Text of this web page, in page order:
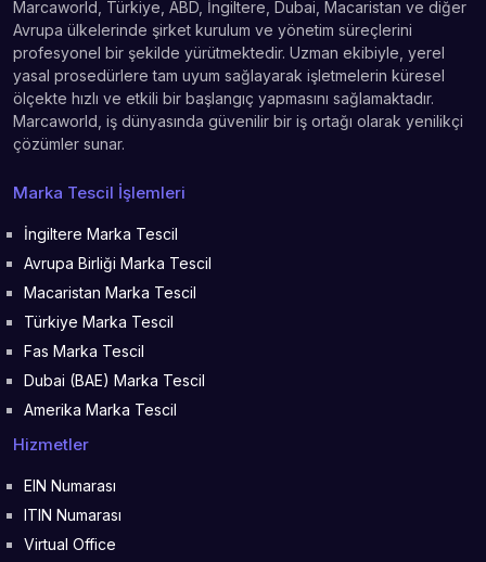
Marcaworld, Türkiye, ABD, İngiltere, Dubai, Macaristan ve diğer
Avrupa ülkelerinde şirket kurulum ve yönetim süreçlerini
profesyonel bir şekilde yürütmektedir. Uzman ekibiyle, yerel
yasal prosedürlere tam uyum sağlayarak işletmelerin küresel
ölçekte hızlı ve etkili bir başlangıç yapmasını sağlamaktadır.
Marcaworld, iş dünyasında güvenilir bir iş ortağı olarak yenilikçi
çözümler sunar.
Marka Tescil İşlemleri
İngiltere Marka Tescil
Avrupa Birliği Marka Tescil
Macaristan Marka Tescil
Türkiye Marka Tescil
Fas Marka Tescil
Dubai (BAE) Marka Tescil
Amerika Marka Tescil
Hizmetler
EIN Numarası
ITIN Numarası
Virtual Office